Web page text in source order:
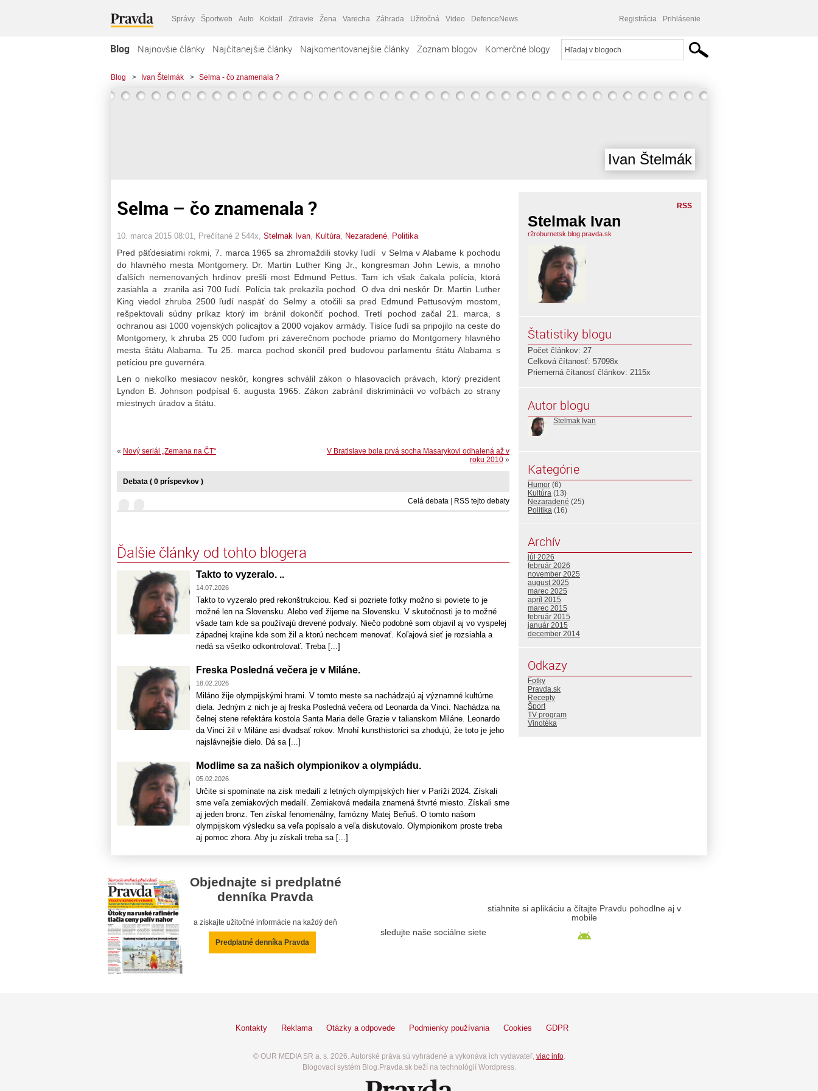
Správy Športweb Auto Koktail Zdravie Žena Varecha Záhrada Užitočná Video DefenceNews Registrácia Prihlásenie
Blog Najnovšie články Najčítanejšie články Najkomentovanejšie články Zoznam blogov Komerčné blogy
Blog > Ivan Štelmák > Selma - čo znamenala ?
Ivan Štelmák
Selma – čo znamenala ?
10. marca 2015 08:01 , Prečítané 2 544x, Stelmak Ivan Kultúra Nezaradené Politika
Pred päťdesiatimi rokmi, 7. marca 1965 sa zhromaždili stovky ľudí v Selma v Alabame k pochodu
do hlavného mesta Montgomery. Dr. Martin Luther King Jr., kongresman John Lewis, a mnoho
ďalších nemenovaných hrdinov prešli most Edmund Pettus. Tam ich však čakala polícia, ktorá
zasiahla a zranila asi 700 ľudí. Polícia tak prekazila pochod. O dva dni neskôr Dr. Martin Luther
King viedol zhruba 2500 ľudí naspäť do Selmy a otočili sa pred Edmund Pettusovým mostom,
rešpektovali súdny príkaz ktorý im bránil dokončiť pochod. Tretí pochod začal 21. marca, s
ochranou asi 1000 vojenských policajtov a 2000 vojakov armády. Tisíce ľudí sa pripojilo na ceste do
Montgomery, k zhruba 25 000 ľuďom pri záverečnom pochode priamo do Montgomery hlavného
mesta štátu Alabama. Tu 25. marca pochod skončil pred budovou parlamentu štátu Alabama s
petíciou pre guvernéra.
Len o niekoľko mesiacov neskôr, kongres schválil zákon o hlasovacích právach, ktorý prezident
Lyndon B. Johnson podpísal 6. augusta 1965. Zákon zabránil diskriminácii vo voľbách zo strany
miestnych úradov a štátu.
V Bratislave bola prvá socha Masarykovi odhalená až v
roku 2010 »
« Nový seriál „Zemana na ČT“
Debata ( 0 príspevkov )
Celá debata | RSS tejto debaty
Ďalšie články od tohto blogera
Takto to vyzeralo. ..
14.07.2026
Takto to vyzeralo pred rekonštrukciou. Keď si pozriete fotky možno si poviete to je
možné len na Slovensku. Alebo veď žijeme na Slovensku. V skutočnosti je to možné
všade tam kde sa používajú drevené podvaly. Niečo podobné som objavil aj vo vyspelej
západnej krajine kde som žil a ktorú nechcem menovať. Koľajová sieť je rozsiahla a
nedá sa všetko odkontrolovať. Treba [...]
Freska Posledná večera je v Miláne.
18.02.2026
Miláno žije olympijskými hrami. V tomto meste sa nachádzajú aj významné kultúrne
diela. Jedným z nich je aj freska Posledná večera od Leonarda da Vinci. Nachádza na
čelnej stene refektára kostola Santa Maria delle Grazie v talianskom Miláne. Leonardo
da Vinci žil v Miláne asi dvadsať rokov. Mnohí kunsthistorici sa zhodujú, že toto je jeho
najslávnejšie dielo. Dá sa [...]
Modlime sa za našich olympionikov a olympiádu.
05.02.2026
Určite si spomínate na zisk medailí z letných olympijských hier v Paríži 2024. Získali
sme veľa zemiakových medailí. Zemiaková medaila znamená štvrté miesto. Získali sme
aj jeden bronz. Ten získal fenomenálny, famózny Matej Beňuš. O tomto našom
olympijskom výsledku sa veľa popísalo a veľa diskutovalo. Olympionikom proste treba
aj pomoc zhora. Aby ju získali treba sa [...]
RSS
Stelmak Ivan
r2roburnetsk.blog.pravda.sk
Štatistiky blogu
Počet článkov: 27
Celková čítanosť: 57098x
Priemerná čítanosť článkov: 2115x
Autor blogu
Stelmak Ivan
Kategórie
Humor (6)
Kultúra (13)
Nezaradené (25)
Politika (16)
Archív
júl 2026
február 2026
november 2025
august 2025
marec 2025
apríl 2015
marec 2015
február 2015
január 2015
december 2014
Odkazy
Fotky
Pravda.sk
Recepty
Šport
TV program
Vinotéka
Objednajte si predplatné
denníka Pravda
a získajte užitočné informácie na každý deň
Predplatné denníka Pravda
sledujte naše sociálne siete
stiahnite si aplikáciu a čítajte Pravdu pohodlne aj v
mobile
Kontakty Reklama Otázky a odpovede Podmienky používania Cookies GDPR
© OUR MEDIA SR a. s. 2026. Autorské práva sú vyhradené a vykonáva ich vydavateľ, viac info.
Blogovací systém Blog.Pravda.sk beží na technológií Wordpress.